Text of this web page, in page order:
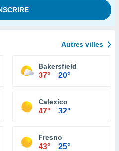
Autres villes
Bakersfield
37° 20°
Calexico
47° 32°
Fresno
43° 25°